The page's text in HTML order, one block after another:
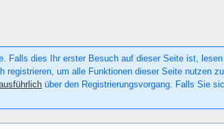
Falls dies Ihr erster Besuch auf dieser Seite ist,
um alle Funktionen dieser Seite nutzen
über den Registrierungsvorgang. Falls Sie